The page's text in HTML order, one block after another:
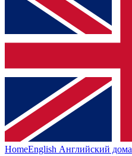
HomeEnglish Английский дома